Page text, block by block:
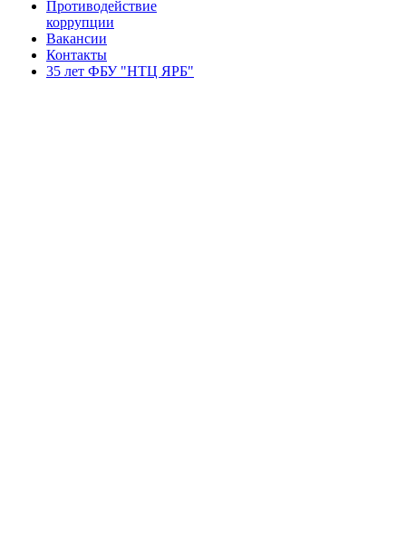
Противодействие
коррупции
Вакансии
Контакты
35 лет ФБУ "НТЦ ЯРБ"